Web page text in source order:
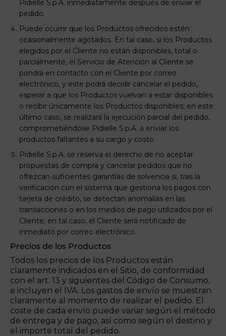
Pidielle S.p.A. inmediatamente después de enviar el
pedido.
Puede ocurrir que los Productos ofrecidos estén
ocasionalmente agotados. En tal caso, si los Productos
elegidos por el Cliente no están disponibles, total o
parcialmente, el Servicio de Atención al Cliente se
pondrá en contacto con el Cliente por correo
electrónico, y este podrá decidir cancelar el pedido,
esperar a que los Productos vuelvan a estar disponibles
o recibir únicamente los Productos disponibles; en este
último caso, se realizará la ejecución parcial del pedido,
comprometiéndose Pidielle S.p.A. a enviar los
productos faltantes a su cargo y costo.
Pidielle S.p.A. se reserva el derecho de no aceptar
propuestas de compra y cancelar pedidos que no
ofrezcan suficientes garantías de solvencia si, tras la
verificación con el sistema que gestiona los pagos con
tarjeta de crédito, se detectan anomalías en las
transacciones o en los medios de pago utilizados por el
Cliente; en tal caso, el Cliente será notificado de
inmediato por correo electrónico.
Precios de los Productos
Todos los precios de los Productos están
claramente indicados en el Sitio, de conformidad
con el art. 13 y siguientes del Código de Consumo,
e incluyen el IVA. Los gastos de envío se muestran
claramente al momento de realizar el pedido. El
coste de cada envío puede variar según el método
de entrega y de pago, así como según el destino y
el importe total del pedido.